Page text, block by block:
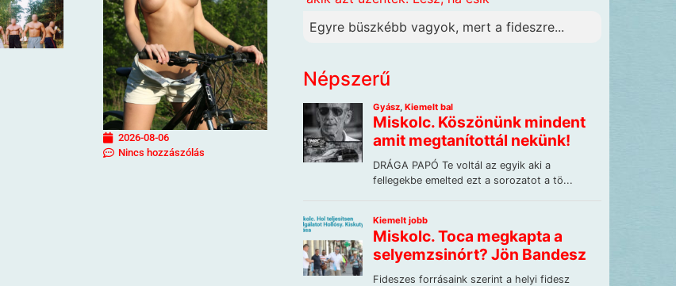
2026-08-06
Nincs hozzászólás
Egyre büszkébb vagyok, mert a fideszre...
Népszerű